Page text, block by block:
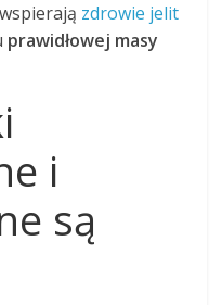
zdrowie jelit
prawidłowej masy
i
są